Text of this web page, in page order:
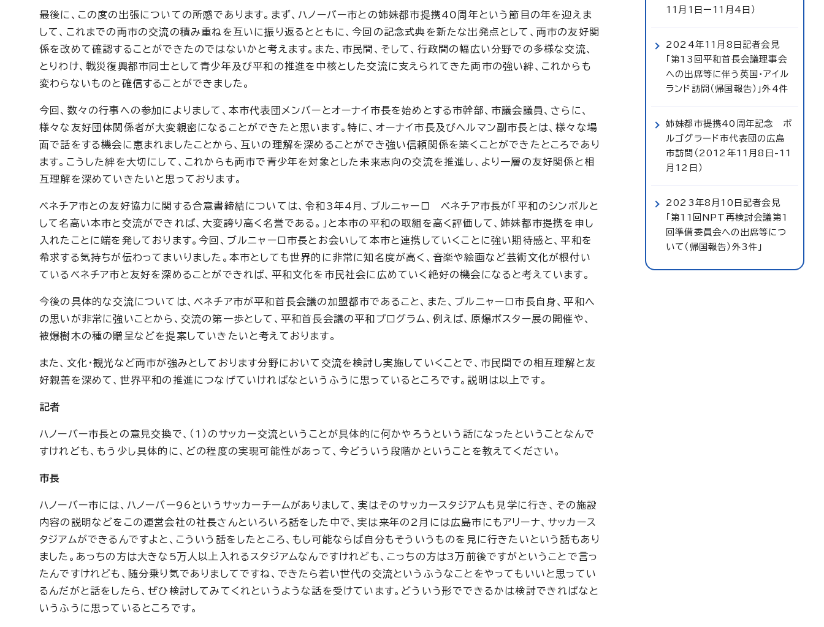
最後に、この度の出張についての所感であります。まず、ハノーバー市との姉妹都市提携40周年という節目の年を迎えま
して、これまでの両市の交流の積み重ねを互いに振り返るとともに、今回の記念式典を新たな出発点として、両市の友好関
係を改めて確認することができたのではないかと考えます。また、市民間、そして、行政間の幅広い分野での多様な交流、
とりわけ、戦災復興都市同士として青少年及び平和の推進を中核とした交流に支えられてきた両市の強い絆、これからも
変わらないものと確信することができました。
今回、数々の行事への参加によりまして、本市代表団メンバーとオーナイ市長を始めとする市幹部、市議会議員、さらに、
様々な友好団体関係者が大変親密になることができたと思います。特に、オーナイ市長及びヘルマン副市長とは、様々な場
面で話をする機会に恵まれましたことから、互いの理解を深めることができ強い信頼関係を築くことができたところであり
ます。こうした絆を大切にして、これからも両市で青少年を対象とした未来志向の交流を推進し、より一層の友好関係と相
互理解を深めていきたいと思っております。
ベネチア市との友好協力に関する合意書締結については、令和3年4月、ブルニャーロ ベネチア市長が「平和のシンボルと
して名高い本市と交流ができれば、大変誇り高く名誉である。」と本市の平和の取組を高く評価して、姉妹都市提携を申し
入れたことに端を発しております。今回、ブルニャーロ市長とお会いして本市と連携していくことに強い期待感と、平和を
希求する気持ちが伝わってまいりました。本市としても世界的に非常に知名度が高く、音楽や絵画など芸術文化が根付い
ているベネチア市と友好を深めることができれば、平和文化を市民社会に広めていく絶好の機会になると考えています。
今後の具体的な交流については、ベネチア市が平和首長会議の加盟都市であること、また、ブルニャーロ市長自身、平和へ
の思いが非常に強いことから、交流の第一歩として、平和首長会議の平和プログラム、例えば、原爆ポスター展の開催や、
被爆樹木の種の贈呈などを提案していきたいと考えております。
また、文化・観光など両市が強みとしております分野において交流を検討し実施していくことで、市民間での相互理解と友
好親善を深めて、世界平和の推進につなげていければなというふうに思っているところです。説明は以上です。
記者
ハノーバー市長との意見交換で、（1）のサッカー交流ということが具体的に何かやろうという話になったということなんで
すけれども、もう少し具体的に、どの程度の実現可能性があって、今どういう段階かということを教えてください。
市長
ハノーバー市には、ハノーバー96というサッカーチームがありまして、実はそのサッカースタジアムも見学に行き、その施設
内容の説明などをこの運営会社の社長さんといろいろ話をした中で、実は来年の2月には広島市にもアリーナ、サッカース
タジアムができるんですよと、こういう話をしたところ、もし可能ならば自分もそういうものを見に行きたいという話もあり
ました。あっちの方は大きな5万人以上入れるスタジアムなんですけれども、こっちの方は3万前後ですがということで言っ
たんですけれども、随分乗り気でありましてですね、できたら若い世代の交流というふうなことをやってもいいと思ってい
るんだがと話をしたら、ぜひ検討してみてくれというような話を受けています。どういう形でできるかは検討できればなと
いうふうに思っているところです。
11月1日ー11月4日）
2024年11月8日記者会見
「第13回平和首長会議理事会
への出席等に伴う英国・アイル
ランド訪問（帰国報告）」外4件
姉妹都市提携40周年記念 ボ
ルゴグラード市代表団の広島
市訪問（2012年11月8日-11
月12日）
2023年8月10日記者会見
「第11回NPT再検討会議第1
回準備委員会への出席等につ
いて（帰国報告）外3件」